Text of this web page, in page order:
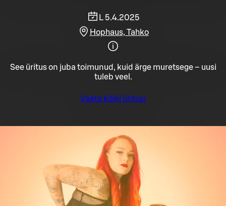
L 5.4.2025
Hophaus, Tahko
See üritus on juba toimunud, kuid ärge muretsege – uusi
tuleb veel.
Vaata kõiki üritusi